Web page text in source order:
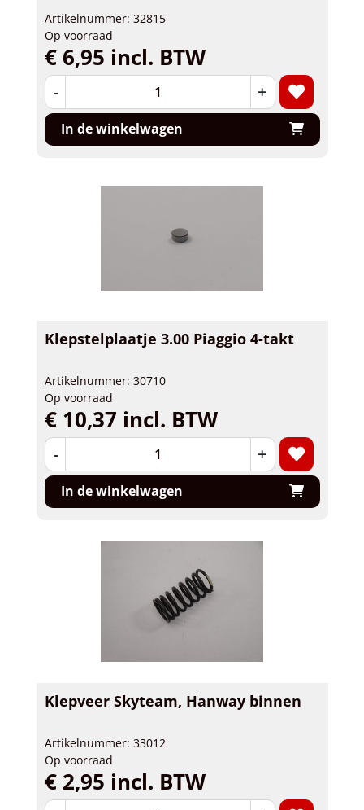
Artikelnummer: 32815
Op voorraad
€ 6,95 incl. BTW
- +
In de winkelwagen
Klepstelplaatje 3.00 Piaggio 4-takt
Artikelnummer: 30710
Op voorraad
€ 10,37 incl. BTW
- +
In de winkelwagen
Klepveer Skyteam, Hanway binnen
Artikelnummer: 33012
Op voorraad
€ 2,95 incl. BTW